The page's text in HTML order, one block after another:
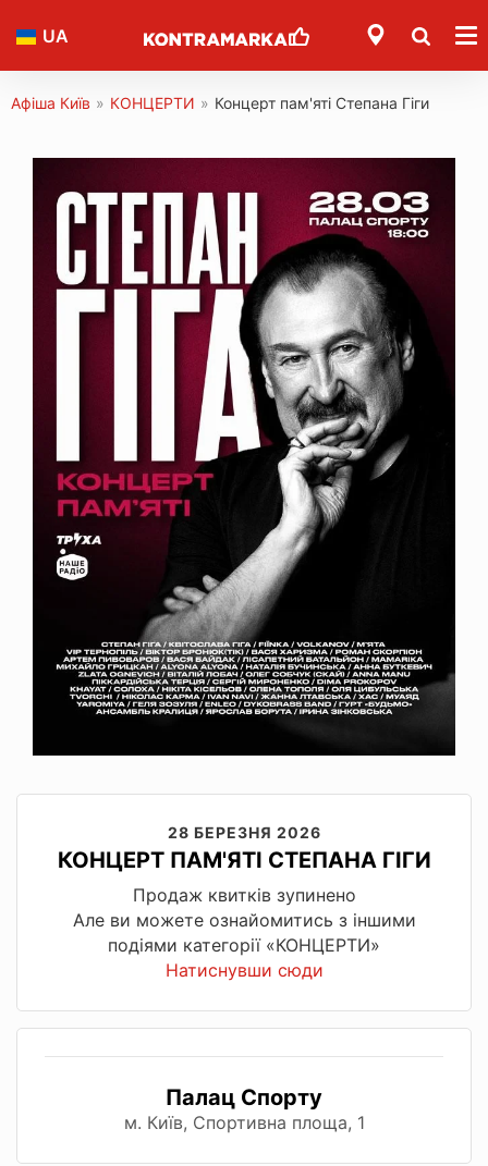
UA
Афіша Київ » КОНЦЕРТИ » Концерт пам'яті Степана Гіги
28 БЕРЕЗНЯ 2026
КОНЦЕРТ ПАМ'ЯТІ СТЕПАНА ГІГИ
Продаж квитків зупинено
Але ви можете ознайомитись з іншими
подіями категорії «КОНЦЕРТИ»
Натиснувши сюди
Палац Спорту
м. Київ, Спортивна площа, 1